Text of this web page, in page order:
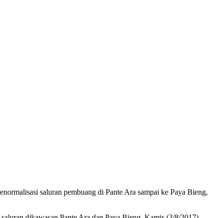
saluran pembuang di Pante Ara sampai ke Paya Bieng,